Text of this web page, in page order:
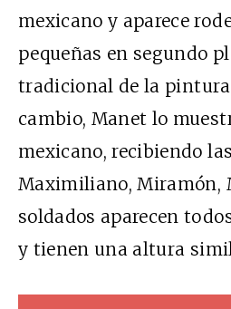
mexicano y aparece
pequeñas en segundo
tradicional de la
cambio, Manet lo
mexicano, recibiendo
Maximiliano, Miramón,
soldados aparecen
y tienen una altura